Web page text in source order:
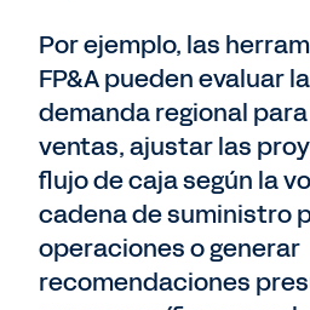
Por ejemplo, las
FP&A pueden evaluar
demanda regional
ventas, ajustar las
flujo de caja según la
cadena de suministro
operaciones o generar
recomendaciones